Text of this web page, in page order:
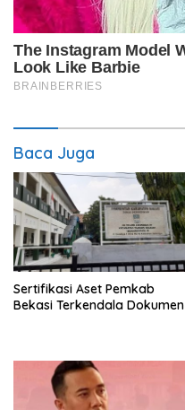
Baca Juga
Sertifikasi Aset Pemkab
Bekasi Terkendala Dokumen